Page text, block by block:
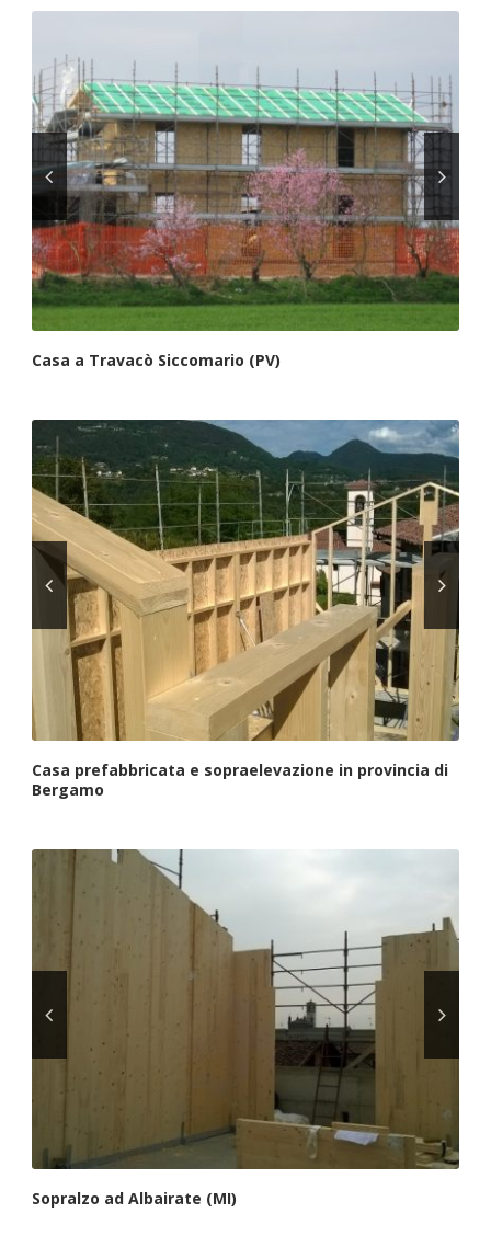
Casa a Travacò Siccomario (PV)
Casa prefabbricata e sopraelevazione in provincia di
Bergamo
Sopralzo ad Albairate (MI)